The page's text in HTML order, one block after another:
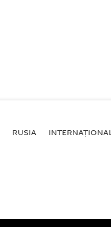
RUSIA INTERNAȚIONAL